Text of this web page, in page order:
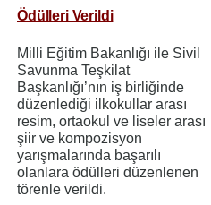
Ödülleri Verildi
Milli Eğitim Bakanlığı ile Sivil
Savunma Teşkilat
Başkanlığı’nın iş birliğinde
düzenlediği ilkokullar arası
resim, ortaokul ve liseler arası
şiir ve kompozisyon
yarışmalarında başarılı
olanlara ödülleri düzenlenen
törenle verildi.